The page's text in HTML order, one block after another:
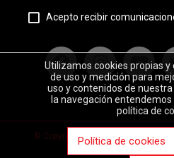
Acepto recibir
© Copyright 2020 | Aviso legal |
Utilizamos cookies propias y
de uso y medición para
uso y contenidos de
la navegación
política de
Política de cookies